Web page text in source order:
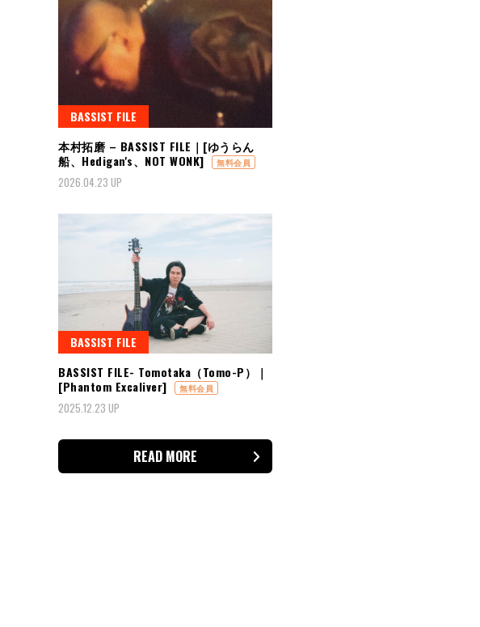
BASSIST FILE
本村拓磨 – BASSIST FILE｜[ゆうらん
船、Hedigan's、NOT WONK]
無料会員
2026.04.23 UP
BASSIST FILE
BASSIST FILE- Tomotaka（Tomo-P）｜
[Phantom Excaliver]
無料会員
2025.12.23 UP
READ MORE